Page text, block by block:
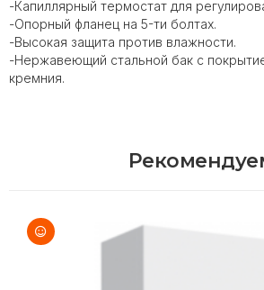
-Капиллярный термостат для
-Опорный фланец на 5-ти болтах.
-Высокая защита против влажности.
-Нержавеющий стальной бак с
кремния.